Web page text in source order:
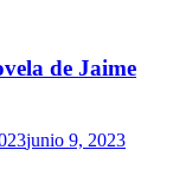
de Jaime
junio 9, 2023